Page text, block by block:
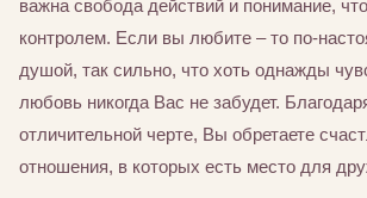
важна свобода действий и понимание,
контролем. Если вы любите – то по-
душой, так сильно, что хоть однажды
любовь никогда Вас не забудет.
отличительной черте, Вы обретаете
отношения, в которых есть место для